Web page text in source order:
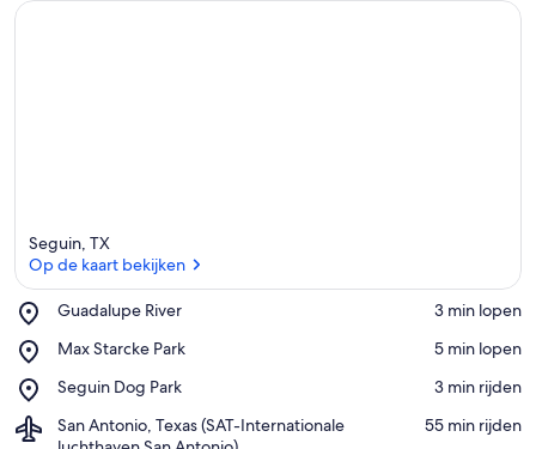
Seguin, TX
Op de kaart bekijken
Guadalupe River
Place,
River
‪3 min lopen‬
Max Starcke Park
Place,
Starcke
‪5 min lopen‬
Seguin Dog Park
Place,
Dog
‪3 min rijden‬
San Antonio, Texas (SAT-Internationale
Airport,
‪55 min rijden‬